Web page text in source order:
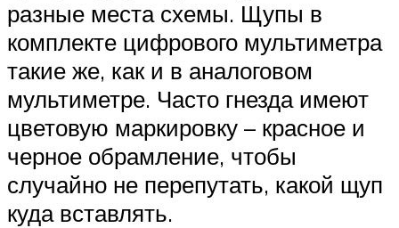
разные места схемы. Щупы в
комплекте цифрового мультиметра
такие же, как и в аналоговом
мультиметре. Часто гнезда имеют
цветовую маркировку – красное и
черное обрамление, чтобы
случайно не перепутать, какой щуп
куда вставлять.